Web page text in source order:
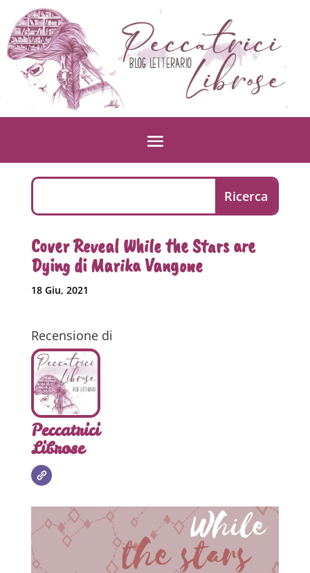
Cover Reveal While the Stars are
Dying di Marika Vangone
18 Giu, 2021
Recensione di
Peccatrici
Librose